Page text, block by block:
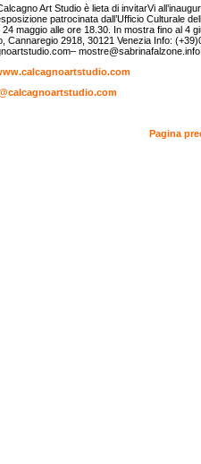
Art Studio è lieta di invitarVi
patrocinata dall’Ufficio Culturale
maggio alle ore 18.30. In mostra fino al 4
Cannaregio 2918, 30121 Venezia Info:
– mostre@sabrinafalzone.info
Pagina